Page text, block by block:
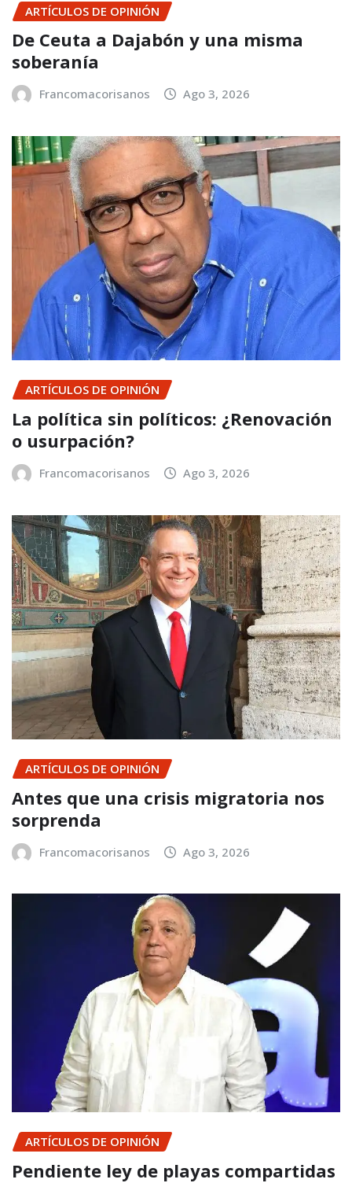
ARTÍCULOS DE OPINIÓN
De Ceuta a Dajabón y una misma
soberanía
Francomacorisanos Ago 3, 2026
ARTÍCULOS DE OPINIÓN
La política sin políticos: ¿Renovación
o usurpación?
Francomacorisanos Ago 3, 2026
ARTÍCULOS DE OPINIÓN
Antes que una crisis migratoria nos
sorprenda
Francomacorisanos Ago 3, 2026
ARTÍCULOS DE OPINIÓN
Pendiente ley de playas compartidas